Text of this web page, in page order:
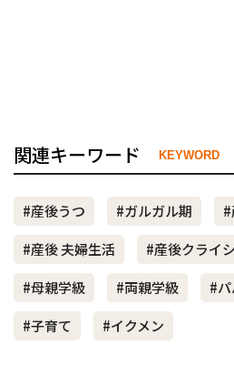
関連キーワード KEYWORD
#産後うつ #ガルガル期
#産後 夫婦生活
#産後クライ
#母親学級
#両親学級
#
#子育て
#イクメン